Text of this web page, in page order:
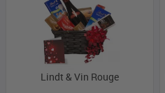
Lindt & Vin Rouge